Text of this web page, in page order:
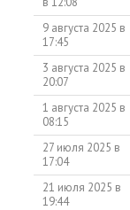
9 августа 2025 в
17:45
3 августа 2025 в
20:07
1 августа 2025 в
08:15
27 июля 2025 в
17:04
21 июля 2025 в
19:44